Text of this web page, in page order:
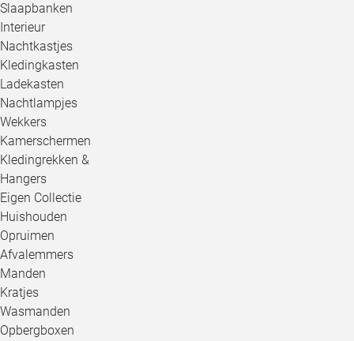
Slaapbanken
Interieur
Nachtkastjes
Kledingkasten
Ladekasten
Nachtlampjes
Wekkers
Kamerschermen
Kledingrekken &
Hangers
Eigen Collectie
Huishouden
Opruimen
Afvalemmers
Manden
Kratjes
Wasmanden
Opbergboxen